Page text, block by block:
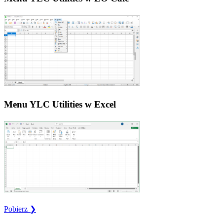
Menu YLC Utilities w Excel
Pobierz ❯